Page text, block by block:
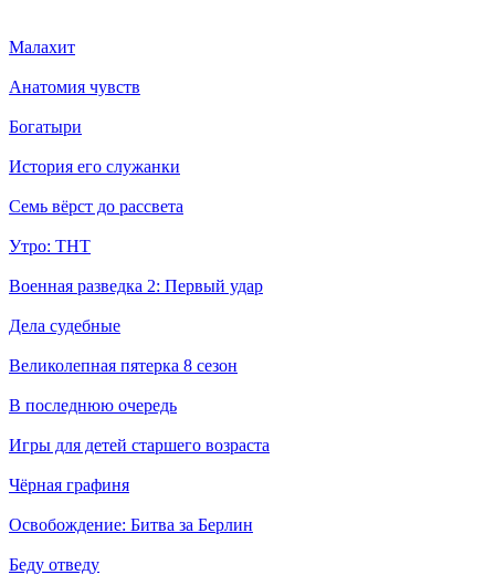
Малахит
Анатомия чувств
Богатыри
История его служанки
Семь вёрст до рассвета
Утро: ТНТ
Военная разведка 2: Первый удар
Дела судебные
Великолепная пятерка 8 сезон
В последнюю очередь
Игры для детей старшего возраста
Чёрная графиня
Освобождение: Битва за Берлин
Беду отведу